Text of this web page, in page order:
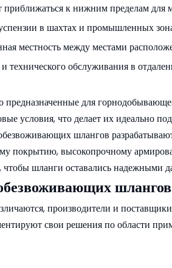
к нижним пределам
в шахтах и ​​промышленных
местность между местами
технического обслуживания в
для
условия, что делает их идеально
шлангов
покрытию, высокопрочному
шланги оставались надежными
производители и
свои решения по области